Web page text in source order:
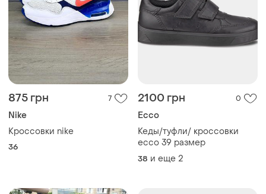
875 грн 7
Nike
Кроссовки nike
36
2100 грн 0
Ecco
Кеды/туфли/ кроссовки
ecco 39 размер
38 и еще 2